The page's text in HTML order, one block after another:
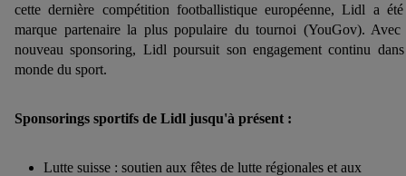
cette dernière compétition footballistique européenne, Lidl a
marque partenaire la plus populaire du tournoi (YouGov). Avec
nouveau sponsoring, Lidl poursuit son engagement continu
monde du sport.
Sponsorings sportifs de Lidl jusqu'à présent :
Lutte suisse : soutien aux fêtes de lutte régionales et aux